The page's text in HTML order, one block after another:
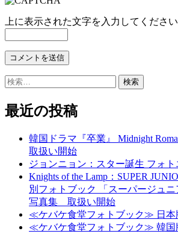
上に表示された文字を入力してください
検
最近の投稿
韓国ドラマ『卒業』 Midnight
取扱い開始
ジョンニョン：スター誕生 フォト
Knights of the Lamp：SUPER
別フォトブック 「スーパージュ
写真集 取扱い開始
≪ケバケ食堂フォトブック≫ 日本
≪ケバケ食堂フォトブック≫ 韓国